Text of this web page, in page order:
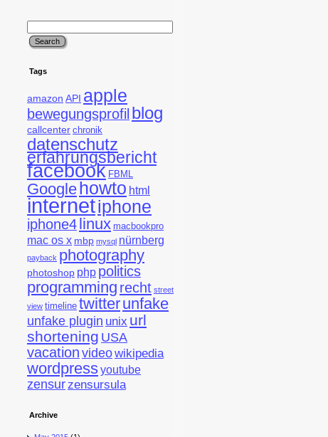
Tags
amazon API apple
bewegungsprofil blog
callcenter chronik
datenschutz
erfahrungsbericht
facebook FBML
Google howto html
internetiphone
iphone4linux macbookpro
mac os x mbp mysql nürnberg
payback photography
photoshop php politics
programming recht street
view timeline twitterunfake
unfake plugin unix url
shortening USA
vacation videowikipedia
wordpressyoutube
zensurzensursula
Archive